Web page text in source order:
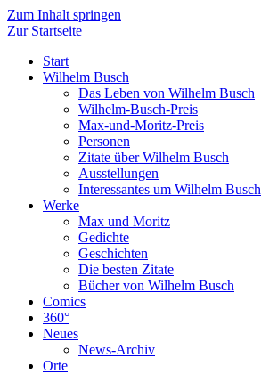
Zum Inhalt springen
Zur Startseite
Start
Wilhelm Busch
Das Leben von Wilhelm Busch
Wilhelm-Busch-Preis
Max-und-Moritz-Preis
Personen
Zitate über Wilhelm Busch
Ausstellungen
Interessantes um Wilhelm Busch
Werke
Max und Moritz
Gedichte
Geschichten
Die besten Zitate
Bücher von Wilhelm Busch
Comics
360°
Neues
News-Archiv
Orte